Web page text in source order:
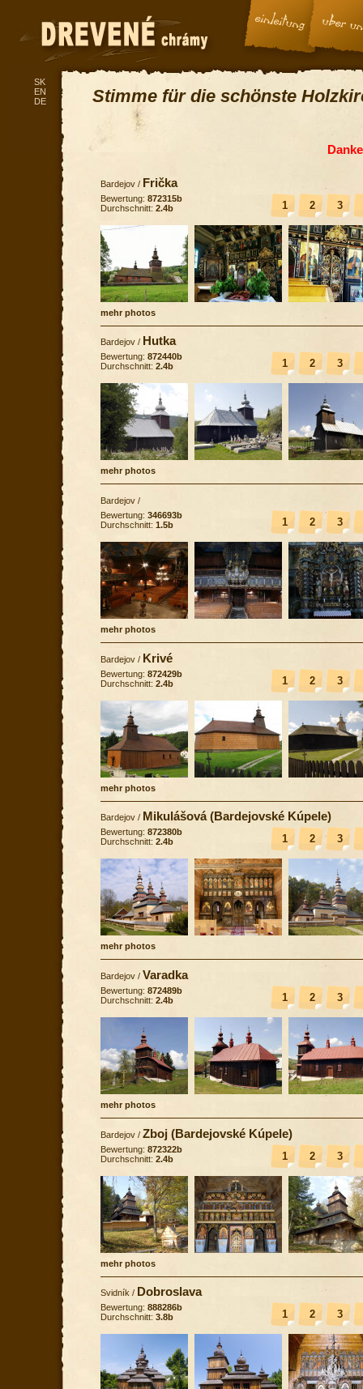
Stimme für die schönste
Bardejov / Frička
1 2 3
Bewertung: 872315b
Durchschnitt: 2.4b
mehr photos
Bardejov / Hutka
1 2 3
Bewertung: 872440b
Durchschnitt: 2.4b
mehr photos
Bardejov /
1 2 3
Bewertung: 346693b
Durchschnitt: 1.5b
mehr photos
Bardejov / Krivé
1 2 3
Bewertung: 872429b
Durchschnitt: 2.4b
mehr photos
Bardejov / Mikulášová (Bardejovské Kúpele)
1 2 3
Bewertung: 872380b
Durchschnitt: 2.4b
mehr photos
Bardejov / Varadka
1 2 3
Bewertung: 872489b
Durchschnitt: 2.4b
mehr photos
Bardejov / Zboj (Bardejovské Kúpele)
1 2 3
Bewertung: 872322b
Durchschnitt: 2.4b
mehr photos
Svidník / Dobroslava
1 2 3
Bewertung: 888286b
Durchschnitt: 3.8b
SK
EN
DE